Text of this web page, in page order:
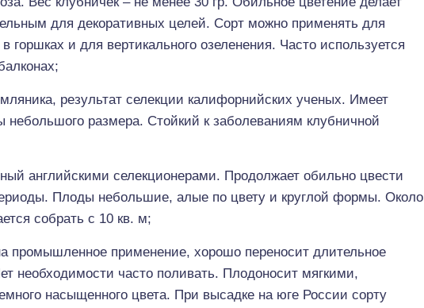
для декоративных целей. Сорт можно применять для
горшках и для вертикального озеленения. Часто используется
результат селекции калифорнийских ученых. Имеет
небольшого размера. Стойкий к заболеваниям клубничной
английскими селекционерами. Продолжает обильно цвести
Плоды небольшие, алые по цвету и круглой формы. Около
собрать с 10 кв. м;
промышленное применение, хорошо переносит длительное
необходимости часто поливать. Плодоносит мягкими,
насыщенного цвета. При высадке на юге России сорту